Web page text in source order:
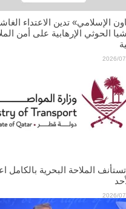
الإسلامي» تدين الاعتداء
الحوثي الإرهابية على أمن
2026/
الملاحة البحرية بالكامل
2026/